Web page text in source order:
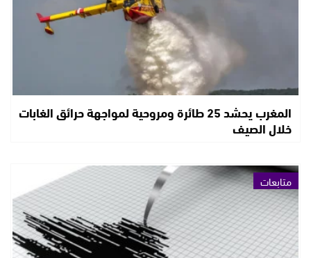
المغرب يحشد 25 طائرة ومروحية لمواجهة حرائق الغابات
خلال الصيف
متابعات